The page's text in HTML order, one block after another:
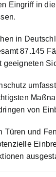
Eingriff in
in
87.145
geeigneten
von
Türen und